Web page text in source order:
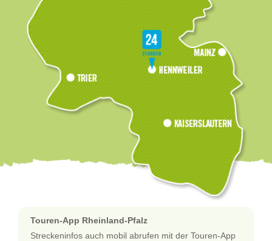
Touren-App Rheinland-Pfalz
Streckeninfos auch mobil abrufen mit der Touren-App